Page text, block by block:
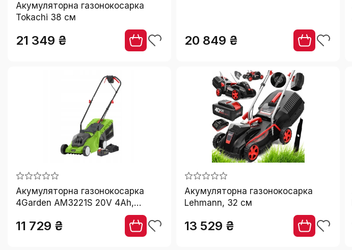
Акумуляторна газонокосарка
Tokachi 38 см
21 349 ₴ 20 849 ₴
Акумуляторна газонокосарка
4Garden AM3221S 20V 4Ah,
травозбірником 25 л
11 729 ₴
Акумуляторна газонокосарка
Lehmann, 32 см
13 529 ₴